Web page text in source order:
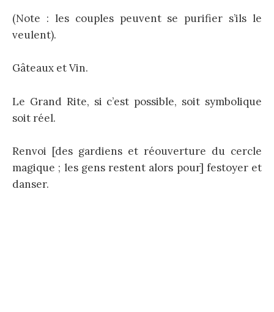
(Note : les couples peuvent se purifier s’ils le
veulent).
Gâteaux et Vin.
Le Grand Rite, si c’est possible, soit symbolique
soit réel.
Renvoi [des gardiens et réouverture du cercle
magique ; les gens restent alors pour] festoyer et
danser.